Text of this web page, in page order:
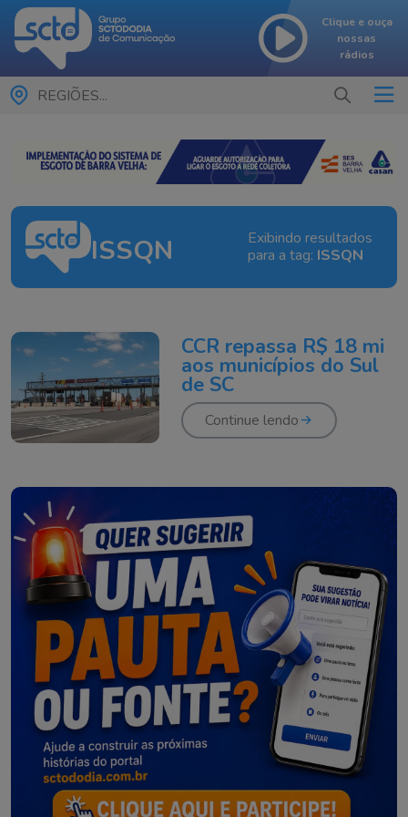
Clique e ouça
nossas
rádios
REGIÕES...
ISSQN
Exibindo resultados
para a tag: ISSQN
CCR repassa R$ 18 mi
aos municípios do Sul
de SC
Continue lendo